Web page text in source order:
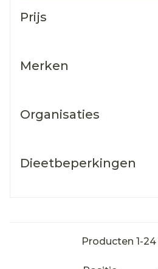
Prijs
Merken
Organisaties
Dieetbeperkingen
Producten 1-24